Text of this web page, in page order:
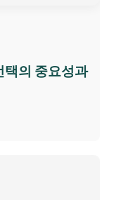
택의 중요성과